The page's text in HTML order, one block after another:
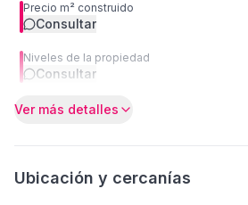
Precio m² construido
Consultar
Niveles de la propiedad
Consultar
Ver más detalles
Ubicación y cercanías